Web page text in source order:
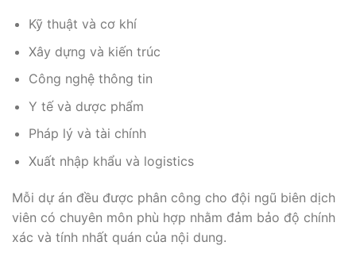
Kỹ thuật và cơ khí
Xây dựng và kiến trúc
Công nghệ thông tin
Y tế và dược phẩm
Pháp lý và tài chính
Xuất nhập khẩu và logistics
Mỗi dự án đều được phân công cho đội ngũ biên dịch
viên có chuyên môn phù hợp nhằm đảm bảo độ chính
xác và tính nhất quán của nội dung.